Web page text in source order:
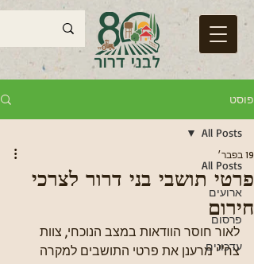
פוסט
All Posts
ארועים
פרסום
עדכונים
All Posts
פרטי תושבי בני דרור לצרכי
חירום
19 בפבר׳
לאור חוסר הוודאות במצב הנוכחי, צוות
צח"י מרענן את פרטי התושבים למקרה